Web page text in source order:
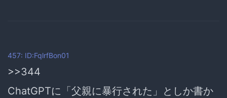
457: ID:FqlrfBon01
>>344
ChatGPTに「父親に暴行された」としか書か